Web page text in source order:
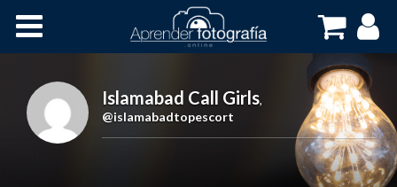
Cursos OnLine
Islamabad Call Girls,
@islamabadtopescort